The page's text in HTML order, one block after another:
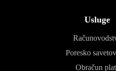
Usluge
Poresko
Obračun